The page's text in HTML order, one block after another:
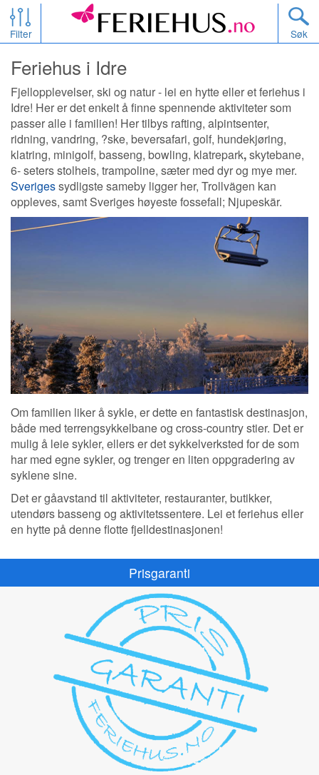
Filter Søk
Feriehus i Idre
Fjellopplevelser, ski og natur - lei en hytte eller et feriehus i
Idre! Her er det enkelt å finne spennende aktiviteter som
passer alle i familien! Her tilbys rafting, alpintsenter,
ridning, vandring, ?ske, beversafari, golf, hundekjøring,
klatring, minigolf, basseng, bowling, klatrepark,skytebane,
6- seters stolheis, trampoline, sæter med dyr og mye mer.
Sverigessydligste sameby ligger her, Trollvägen kan
oppleves, samt Sveriges høyeste fossefall; Njupeskär.
Om familien liker å sykle, er dette en fantastisk destinasjon,
både med terrengsykkelbane og cross-country stier. Det er
mulig å leie sykler, ellers er det sykkelverksted for de som
har med egne sykler, og trenger en liten oppgradering av
syklene sine.
Det er gåavstand til aktiviteter, restauranter, butikker,
utendørs basseng og aktivitetssentere. Lei et feriehus eller
en hytte på denne flotte fjelldestinasjonen!
Prisgaranti